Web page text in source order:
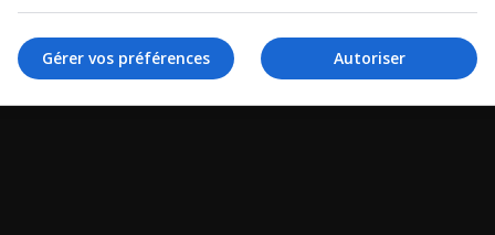
Autoriser
Gérer vos préférences